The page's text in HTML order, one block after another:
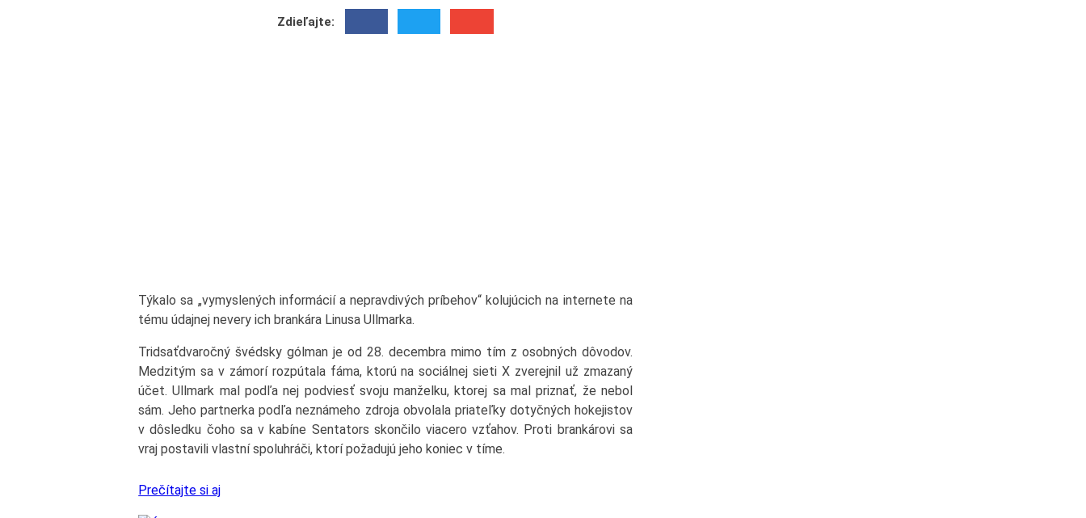
Zdieľajte:
Týkalo sa „vymyslených informácií a nepravdivých príbehov“ kolujúcich na internete na
tému údajnej nevery ich brankára Linusa Ullmarka.
Tridsaťdvaročný švédsky gólman je od 28. decembra mimo tím z osobných dôvodov.
Medzitým sa v zámorí rozpútala fáma, ktorú na sociálnej sieti X zverejnil už zmazaný
účet. Ullmark mal podľa nej podviesť svoju manželku, ktorej sa mal priznať, že nebol
sám. Jeho partnerka podľa neznámeho zdroja obvolala priateľky dotyčných hokejistov
v dôsledku čoho sa v kabíne Sentators skončilo viacero vzťahov. Proti brankárovi sa
vraj postavili vlastní spoluhráči, ktorí požadujú jeho koniec v tíme.
Prečítajte si aj